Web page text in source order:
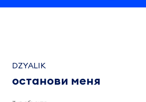
меня
1:53
DZYALIK
останови меня